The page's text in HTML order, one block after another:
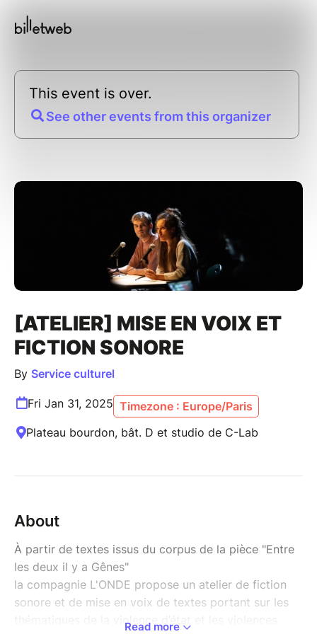
This event is over.
See other events from this organizer
[ATELIER] MISE EN VOIX ET
FICTION SONORE
By Service culturel
Fri Jan 31, 2025 Timezone : Europe/Paris
Plateau bourdon, bât. D et studio de C-Lab
About
À partir de textes issus du corpus de la pièce "Entre
les deux il y a Gênes"
la compagnie L'ONDE propose un atelier de fiction
sonore et de mise en voix de textes portant sur les
thématiques de la violence d’état et les violences
Read more